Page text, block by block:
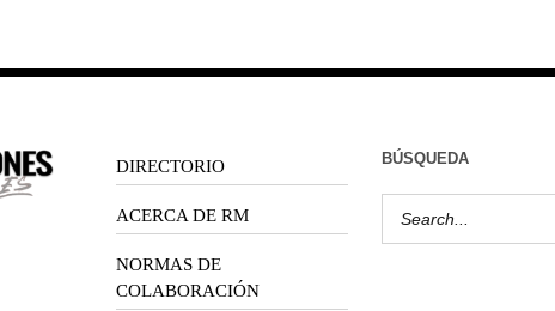
DIRECTORIO
ACERCA DE RM
NORMAS DE
COLABORACIÓN
BÚSQUEDA